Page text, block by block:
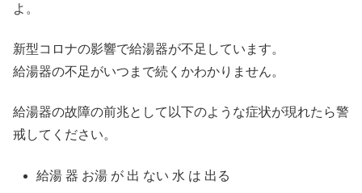
よ。
新型コロナの影響で給湯器が不足しています。
給湯器の不足がいつまで続くかわかりません。
給湯器の故障の前兆として以下のような症状が現れたら警
戒してください。
給湯 器 お湯 が 出 ない 水 は 出る